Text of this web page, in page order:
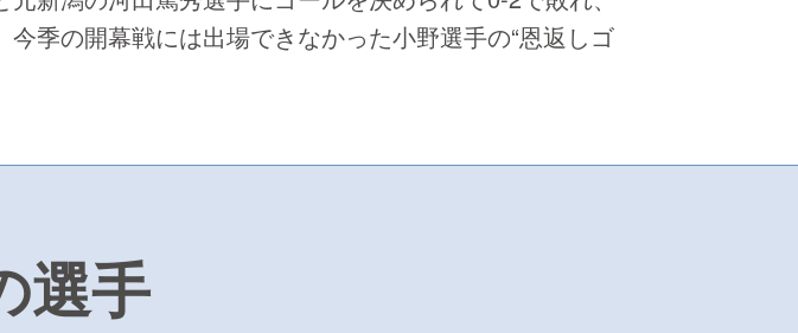
季の開幕戦には出場できなかった小野選手の“恩返しゴ
選手